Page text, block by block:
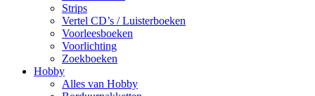
Strips
Vertel CD’s / Luisterboeken
Voorleesboeken
Voorlichting
Zoekboeken
Hobby
Alles van Hobby